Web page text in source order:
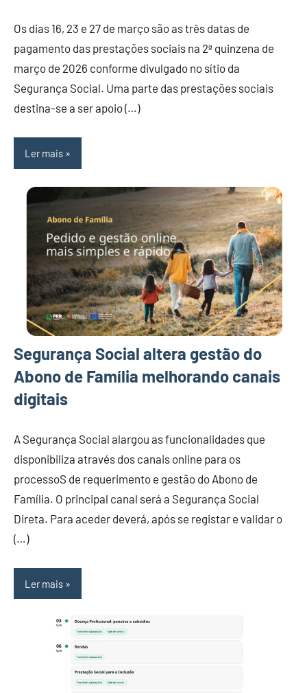
Os dias 16, 23 e 27 de março são as três datas de
pagamento das prestações sociais na 2ª quinzena de
março de 2026 conforme divulgado no sítio da
Segurança Social. Uma parte das prestações sociais
destina-se a ser apoio (…)
Ler mais
Segurança Social altera gestão do
Abono de Família melhorando canais
digitais
A Segurança Social alargou as funcionalidades que
disponibiliza através dos canais online para os
processoS de requerimento e gestão do Abono de
Família. O principal canal será a Segurança Social
Direta. Para aceder deverá, após se registar e validar o
(…)
Ler mais